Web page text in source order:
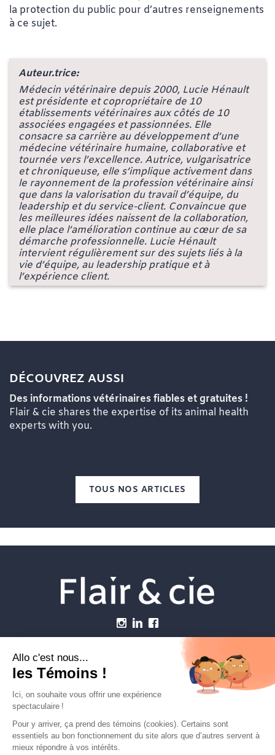
la protection du public pour d’autres renseignements
à ce sujet.
Auteur.trice:
Médecin vétérinaire depuis 2000, Lucie Hénault
est présidente et copropriétaire de 10
établissements vétérinaires aux côtés de 10
associées engagées et passionnées. Elle
consacre sa carrière au développement d’une
médecine vétérinaire humaine, collaborative et
tournée vers l’excellence. Autrice, vulgarisatrice
et chroniqueuse, elle s’implique activement dans
le rayonnement de la profession vétérinaire ainsi
que dans la valorisation du travail d’équipe, du
leadership et du service-client. Convaincue que
les meilleures idées naissent de la collaboration,
elle place l’amélioration continue au cœur de sa
démarche professionnelle. Lucie Hénault
intervient régulièrement sur des sujets liés à la
vie d’équipe, au leadership pratique et à
l’expérience client.
DÉCOUVREZ AUSSI
Des informations vétérinaires fiables et gratuites !
Flair & cie shares the expertise of its animal health
experts with you.
TOUS NOS ARTICLES
Établissements vétérinaires
Carrière
Contactez-nous